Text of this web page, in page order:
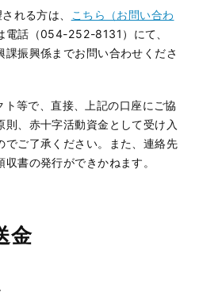
れる方は、 こちら（お問い合わ
電話（054-252-8131）にて、
課振興係までお問い合わせくださ
等で、直接、上記の口座にご協
則、赤十字活動資金として受け入
でご了承ください。また、連絡先
書の発行ができかねます。
金